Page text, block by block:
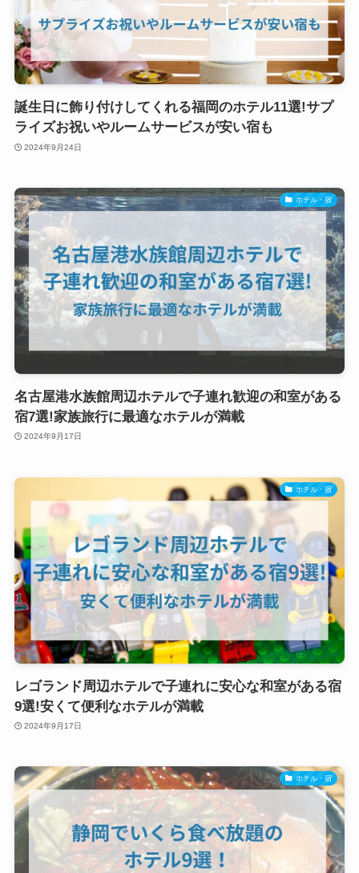
誕生日に飾り付けしてくれる福岡のホテル11選!サプ
ライズお祝いやルームサービスが安い宿も
2024年9月24日
ホテル・宿
名古屋港水族館周辺ホテルで子連れ歓迎の和室がある
宿7選!家族旅行に最適なホテルが満載
2024年9月17日
ホテル・宿
レゴランド周辺ホテルで子連れに安心な和室がある宿
9選!安くて便利なホテルが満載
2024年9月17日
ホテル・宿